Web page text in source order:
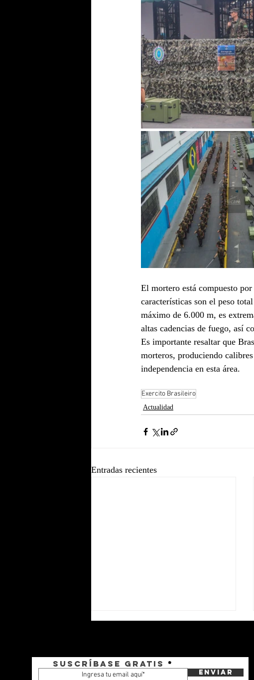
El mortero está compuesto
características son el peso
máximo de 6.000 m, es
altas cadencias de fuego, así
Es importante resaltar que
morteros, produciendo
independencia en esta área.
Exercito Brasileiro
Actualidad
Entradas recientes
Suscríbase gratis
Enviar